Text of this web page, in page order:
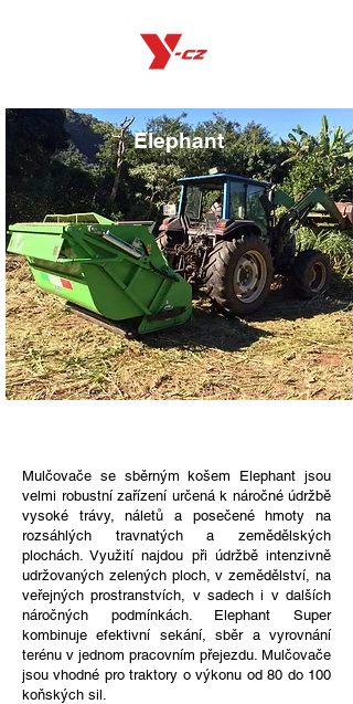
Elephant
Mulčovače se sběrným košem Elephant jsou
velmi robustní zařízení určená k náročné údržbě
vysoké trávy, náletů a posečené hmoty na
rozsáhlých travnatých a zemědělských
plochách. Využití najdou při údržbě intenzivně
udržovaných zelených ploch, v zemědělství, na
veřejných prostranstvích, v sadech i v dalších
náročných podmínkách. Elephant Super
kombinuje efektivní sekání, sběr a vyrovnání
terénu v jednom pracovním přejezdu. Mulčovače
jsou vhodné pro traktory o výkonu od 80 do 100
koňských sil.